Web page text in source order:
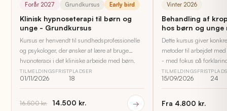
Forår 2027 Grundkursus Early bird
Klinisk hypnoseterapi til børn og
unge - Grundkursus
Kursus er henvendt til sundhedsprofessionelle
og psykologer, der ønsker at lære at bruge
hypnoterapi i det kliniske arbejde med børn,
unge og familier.
TILMELDINGSFRIST
01/11/2026
PLADSER
18
16.500 kr. 14.500 kr. →
Vinter 2026
Behandling af
hos børn og unge
Dette kursus giver
metoder til arbejdet
- med fokus på
børnehøjde,
kan bruges direkte i
TILMELDINGSFRIST
15/09/2026 24
Fra 4.800 kr.